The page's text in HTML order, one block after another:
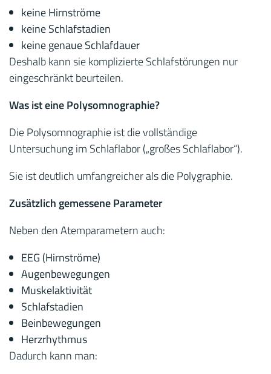
keine Hirnströme
keine Schlafstadien
keine genaue Schlafdauer
Deshalb kann sie komplizierte Schlafstörungen nur
eingeschränkt beurteilen.
Was ist eine Polysomnographie?
Die Polysomnographie ist die vollständige
Untersuchung im Schlaflabor („großes Schlaflabor“).
Sie ist deutlich umfangreicher als die Polygraphie.
Zusätzlich gemessene Parameter
Neben den Atemparametern auch:
EEG (Hirnströme)
Augenbewegungen
Muskelaktivität
Schlafstadien
Beinbewegungen
Herzrhythmus
Dadurch kann man: